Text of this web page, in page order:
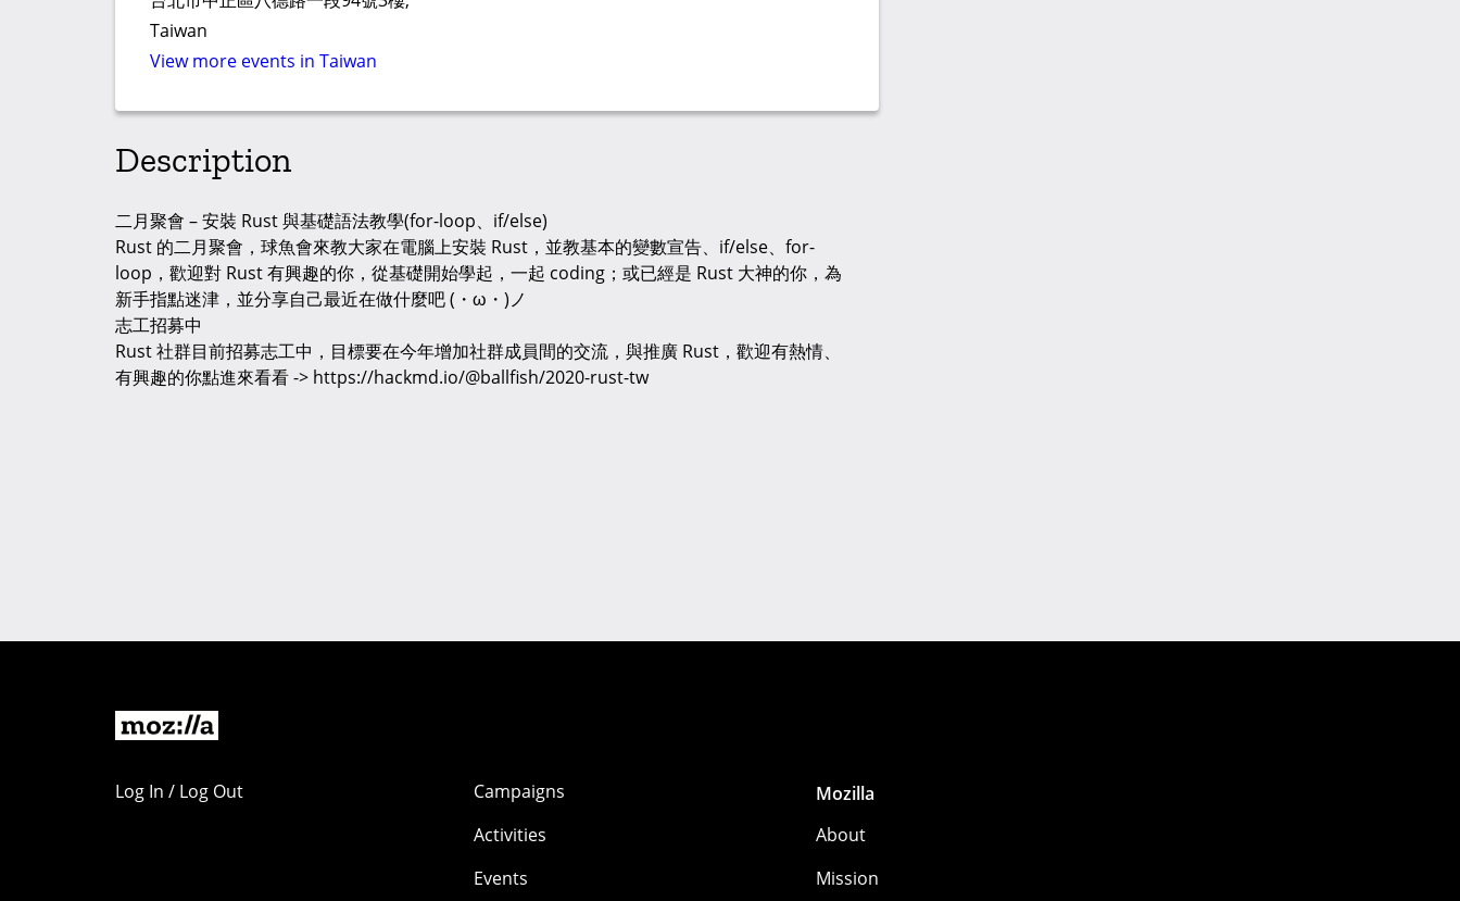
Taiwan
View more events in Taiwan
Description
二月聚會 – 安裝 Rust 與基礎語法教學(for-loop、if/else)
Rust 的二月聚會，球魚會來教大家在電腦上安裝 Rust，並教基本的變數宣告、if/else、for-
loop，歡迎對 Rust 有興趣的你，從基礎開始學起，一起 coding；或已經是 Rust 大神的你，為
新手指點迷津，並分享自己最近在做什麼吧 (・ω・)ノ
志工招募中
Rust 社群目前招募志工中，目標要在今年增加社群成員間的交流，與推廣 Rust，歡迎有熱情、
有興趣的你點進來看看 -> https://hackmd.io/@ballfish/2020-rust-tw
Log In / Log Out
Campaigns
Activities
Events
Mozilla
About
Mission